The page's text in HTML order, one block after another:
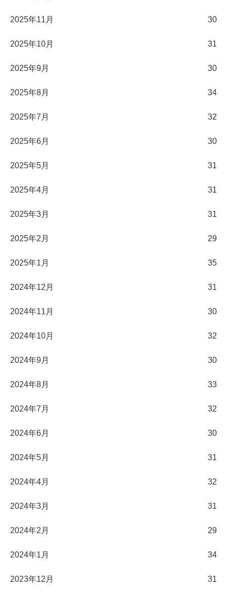
2025年11月 30
2025年10月 31
2025年9月 30
2025年8月 34
2025年7月 32
2025年6月 30
2025年5月 31
2025年4月 31
2025年3月 31
2025年2月 29
2025年1月 35
2024年12月 31
2024年11月 30
2024年10月 32
2024年9月 30
2024年8月 33
2024年7月 32
2024年6月 30
2024年5月 31
2024年4月 32
2024年3月 31
2024年2月 29
2024年1月 34
2023年12月 31